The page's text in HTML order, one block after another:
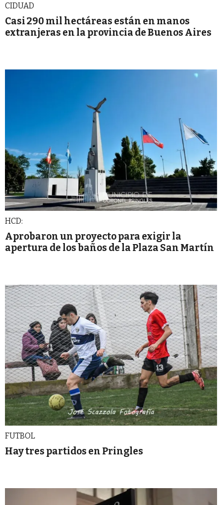
CIDUAD
Casi 290 mil hectáreas están en manos
extranjeras en la provincia de Buenos Aires
HCD:
Aprobaron un proyecto para exigir la
apertura de los baños de la Plaza San Martín
FUTBOL
Hay tres partidos en Pringles